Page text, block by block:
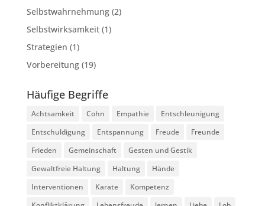
Selbstwahrnehmung(2)
Selbstwirksamkeit(1)
Strategien (1)
Vorbereitung(19)
Häufige Begriffe
Achtsamkeit Cohn Empathie
Entschleunigung
Entschuldigung
Entspannung Freude
Freunde
Frieden
Gemeinschaft
Gesten und Gestik
Gewaltfreie Haltung
Haltung
Hände
Interventionen
Karate
Kompetenz